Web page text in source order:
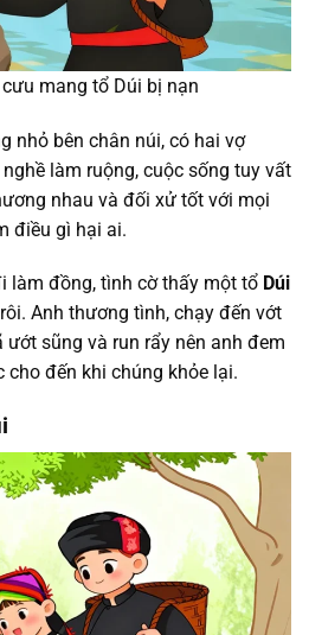
mang tổ Dúi bị nạn
nhỏ bên chân núi, có hai vợ
làm ruộng, cuộc sống tuy vất
nhau và đối xử tốt với mọi
điều gì hại ai.
làm đồng, tình cờ thấy một tổ Dúi
Anh thương tình, chạy đến vớt
sũng và run rẩy nên anh đem
cho đến khi chúng khỏe lại.